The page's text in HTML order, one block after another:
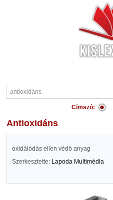
Címszó:
antioxidáns
oxidálódás ellen védő anyag
Szerkesztette: Lapoda Multimédia